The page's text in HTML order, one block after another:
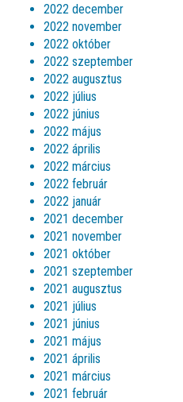
2022 december
2022 november
2022 október
2022 szeptember
2022 augusztus
2022 július
2022 június
2022 május
2022 április
2022 március
2022 február
2022 január
2021 december
2021 november
2021 október
2021 szeptember
2021 augusztus
2021 július
2021 június
2021 május
2021 április
2021 március
2021 február